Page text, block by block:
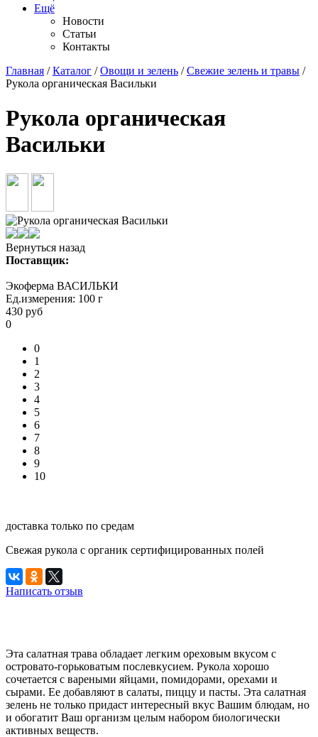
Ещё
Новости
Статьи
Контакты
Главная /Каталог /Овощи и зелень /Свежие зелень и травы /
Рукола органическая Васильки
Рукола органическая
Васильки
Вернуться назад
Поставщик:
Экоферма ВАСИЛЬКИ
Ед.измерения: 100 г
430 руб
0
0
1
2
3
4
5
6
7
8
9
10
доставка только по средам
Свежая рукола с органик сертифицированных полей
Написать отзыв
Эта салатная трава обладает легким ореховым вкусом с
островато-горьковатым послевкусием. Рукола хорошо
сочетается с вареными яйцами, помидорами, орехами и
сырами. Ее добавляют в салаты, пиццу и пасты. Эта салатная
зелень не только придаст интересный вкус Вашим блюдам, но
и обогатит Ваш организм целым набором биологически
активных веществ.